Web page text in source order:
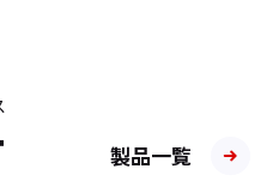
製品一覧